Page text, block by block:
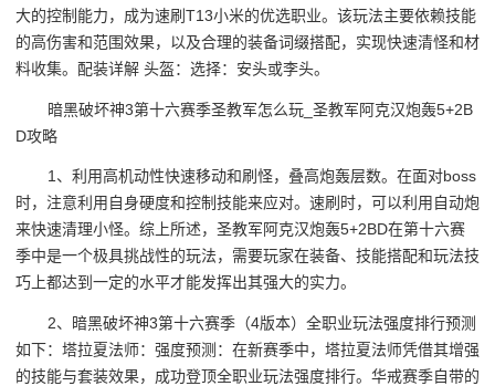
大的控制能力，成为速刷T13小米的优选职业。该玩法主要依赖技能
的高伤害和范围效果，以及合理的装备词缀搭配，实现快速清怪和材
料收集。配装详解 头盔：选择：安头或李头。
暗黑破坏神3第十六赛季圣教军怎么玩_圣教军阿克汉炮轰5+2B
D攻略
1、利用高机动性快速移动和刷怪，叠高炮轰层数。在面对boss
时，注意利用自身硬度和控制技能来应对。速刷时，可以利用自动炮
来快速清理小怪。综上所述，圣教军阿克汉炮轰5+2BD在第十六赛
季中是一个极具挑战性的玩法，需要玩家在装备、技能搭配和玩法技
巧上都达到一定的水平才能发挥出其强大的实力。
2、暗黑破坏神3第十六赛季（4版本）全职业玩法强度排行预测
如下：塔拉夏法师：强度预测：在新赛季中，塔拉夏法师凭借其增强
的技能与套装效果，成功登顶全职业玩法强度排行。华戒赛季自带的